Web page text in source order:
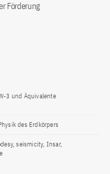
Förderung
3 und Äquivalente
des Erdkörpers
seismicity, Insar,